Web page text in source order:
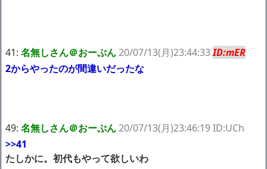
41: 名無しさん＠おーぷん20/07/13(月)23:44:33ID:mER
2からやったのが間違いだったな
49: 名無しさん＠おーぷん20/07/13(月)23:46:19 ID:UCh
>>41
たしかに。初代もやって欲しいわ